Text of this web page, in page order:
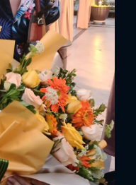
GOOGLE